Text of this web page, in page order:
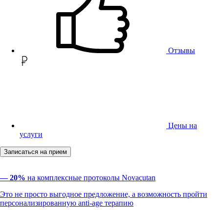
Отзывы
Цены на
услуги
Записаться на прием
— 20% на комплексные протоколы Novacutan
Это не просто выгодное предложение, а возможность пройти
персонализированную anti-age терапию